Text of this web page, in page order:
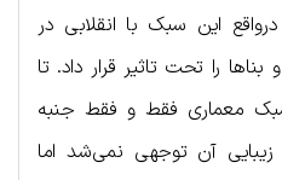
این سبک با انقلابی در
را تحت تاثیر قرار داد. تا
معماری فقط و فقط جنبه
آن توجهی نمی‌شد اما